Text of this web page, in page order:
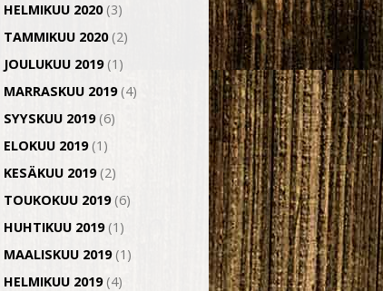
HELMIKUU 2020(3)
TAMMIKUU 2020(2)
JOULUKUU 2019(1)
MARRASKUU 2019(4)
SYYSKUU 2019(6)
ELOKUU 2019(1)
KESÄKUU 2019(2)
TOUKOKUU 2019(6)
HUHTIKUU 2019(1)
MAALISKUU 2019(1)
HELMIKUU 2019(4)